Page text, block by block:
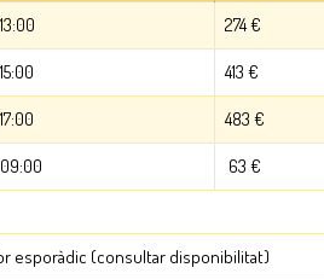
274 €
413 €
483 €
63 €
esporàdic (consultar disponibilitat)